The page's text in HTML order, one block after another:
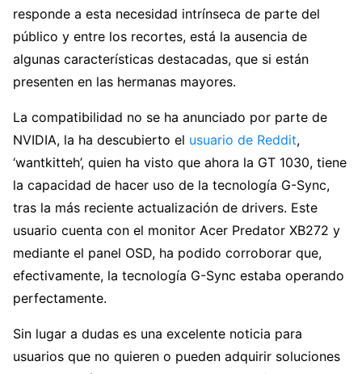
responde a esta necesidad intrínseca de parte del
público y entre los recortes, está la ausencia de
algunas características destacadas, que si están
presenten en las hermanas mayores.
La compatibilidad no se ha anunciado por parte de
NVIDIA, la ha descubierto el usuario de Reddit,
‘wantkitteh’, quien ha visto que ahora la GT 1030, tiene
la capacidad de hacer uso de la tecnología G-Sync,
tras la más reciente actualización de drivers. Este
usuario cuenta con el monitor Acer Predator XB272 y
mediante el panel OSD, ha podido corroborar que,
efectivamente, la tecnología G-Sync estaba operando
perfectamente.
Sin lugar a dudas es una excelente noticia para
usuarios que no quieren o pueden adquirir soluciones